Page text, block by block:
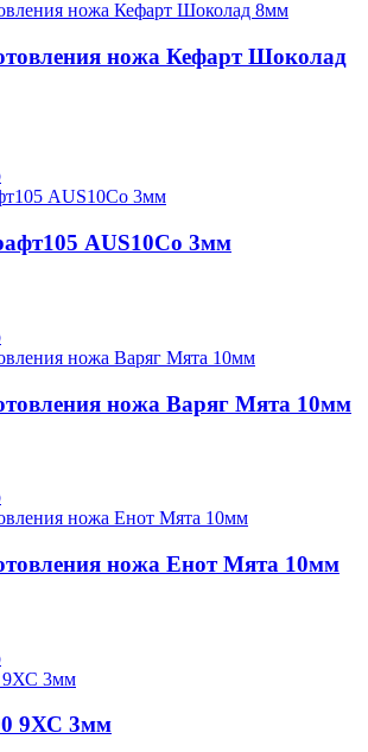
ножа Кефарт Шоколад
AUS10Co 3мм
ножа Варяг Мята 10мм
ножа Енот Мята 10мм
9ХС 3мм